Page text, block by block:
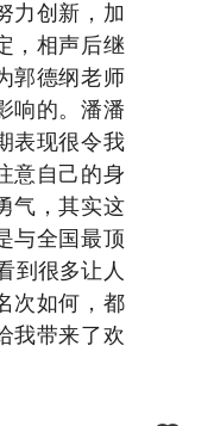
力创新，加
，相声后继
郭德纲老师
响的。潘潘
表现很令我
意自己的身
气，其实这
与全国最顶
到很多让人
次如何，都
我带来了欢